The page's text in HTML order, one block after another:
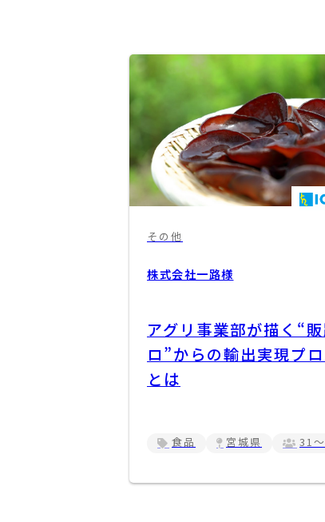
その他
株式会社一路様
アグリ事業部が描く“
ロ”からの輸出実現プ
とは
食品 宮城県 31